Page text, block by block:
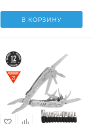
В КОРЗИНУ